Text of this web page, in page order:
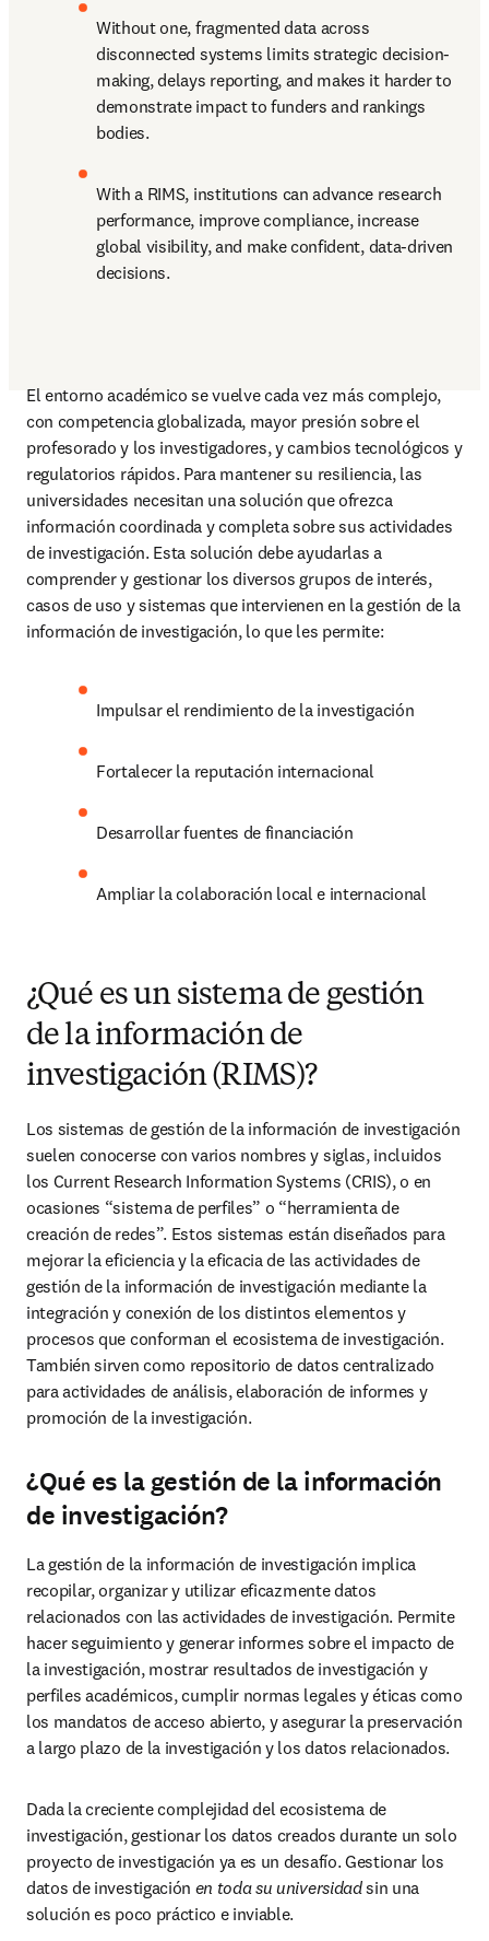
Without one, fragmented data across
disconnected systems limits strategic decision-
making, delays reporting, and makes it harder to
demonstrate impact to funders and rankings
bodies.
With a RIMS, institutions can advance research
performance, improve compliance, increase
global visibility, and make confident, data-driven
decisions.
El entorno académico se vuelve cada vez más complejo,
con competencia globalizada, mayor presión sobre el
profesorado y los investigadores, y cambios tecnológicos y
regulatorios rápidos. Para mantener su resiliencia, las
universidades necesitan una solución que ofrezca
información coordinada y completa sobre sus actividades
de investigación. Esta solución debe ayudarlas a
comprender y gestionar los diversos grupos de interés,
casos de uso y sistemas que intervienen en la gestión de la
información de investigación, lo que les permite:
Impulsar el rendimiento de la investigación
Fortalecer la reputación internacional
Desarrollar fuentes de financiación
Ampliar la colaboración local e internacional
¿Qué es un sistema de gestión
de la información de
investigación (RIMS)?
Los sistemas de gestión de la información de investigación
suelen conocerse con varios nombres y siglas, incluidos
los Current Research Information Systems (CRIS), o en
ocasiones “sistema de perfiles” o “herramienta de
creación de redes”. Estos sistemas están diseñados para
mejorar la eficiencia y la eficacia de las actividades de
gestión de la información de investigación mediante la
integración y conexión de los distintos elementos y
procesos que conforman el ecosistema de investigación.
También sirven como repositorio de datos centralizado
para actividades de análisis, elaboración de informes y
promoción de la investigación.
¿Qué es la gestión de la información
de investigación?
La gestión de la información de investigación implica
recopilar, organizar y utilizar eficazmente datos
relacionados con las actividades de investigación. Permite
hacer seguimiento y generar informes sobre el impacto de
la investigación, mostrar resultados de investigación y
perfiles académicos, cumplir normas legales y éticas como
los mandatos de acceso abierto, y asegurar la preservación
a largo plazo de la investigación y los datos relacionados.
Dada la creciente complejidad del ecosistema de
investigación, gestionar los datos creados durante un solo
proyecto de investigación ya es un desafío. Gestionar los
datos de investigación en toda su universidad sin una
solución es poco práctico e inviable.